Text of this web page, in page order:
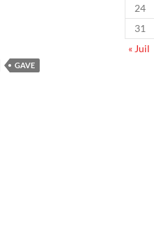
GAVE
24
31
« Juil